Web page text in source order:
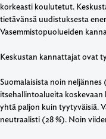
korkeasti koulutetut.
tietävänsä uudistuksesta
Vasemmistopuolueiden
Keskustan kannattajat ovat
Suomalaisista noin
itsehallintoalueita
yhtä paljon kuin tyytyväisiä.
neutraalisti (28 %). Noin